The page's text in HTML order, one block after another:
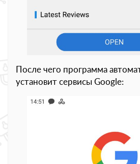
После чего программа
установит сервисы Google: